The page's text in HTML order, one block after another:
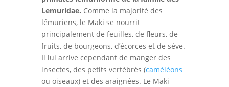
Lemuridae. Comme la majorité des
lémuriens, le Maki se nourrit
principalement de feuilles, de fleurs, de
fruits, de bourgeons, d’écorces et de sève.
Il lui arrive cependant de manger des
insectes, des petits vertébrés (caméléons
ou oiseaux) et des araignées. Le Maki